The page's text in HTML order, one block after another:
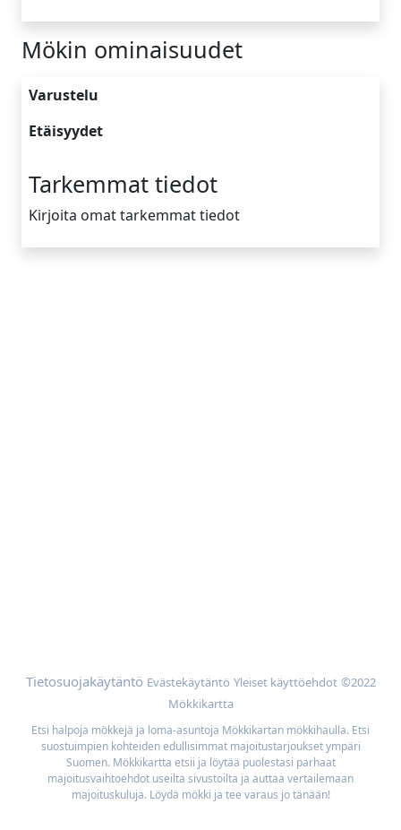
Mökin ominaisuudet
Varustelu
Etäisyydet
Tarkemmat tiedot
Kirjoita omat tarkemmat tiedot
Tietosuojakäytäntö Evästekäytäntö Yleiset käyttöehdot ©2022
Mökkikartta
Etsi halpoja mökkejä ja loma-asuntoja Mökkikartan mökkihaulla. Etsi
suostuimpien kohteiden edullisimmat majoitustarjoukset ympäri
Suomen. Mökkikartta etsii ja löytää puolestasi parhaat
majoitusvaihtoehdot useilta sivustoilta ja auttaa vertailemaan
majoituskuluja. Löydä mökki ja tee varaus jo tänään!